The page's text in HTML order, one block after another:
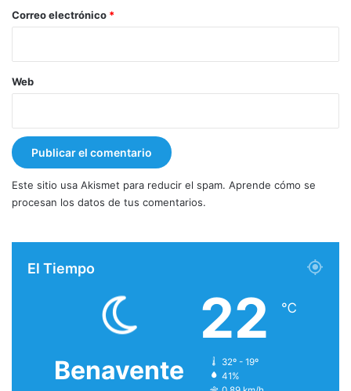
*
Correo electrónico *
Web
Este sitio usa Akismet para reducir el spam. Aprende cómo se
procesan los datos de tus comentarios.
El Tiempo
Benavente
22 ℃
32º - 19º
41%